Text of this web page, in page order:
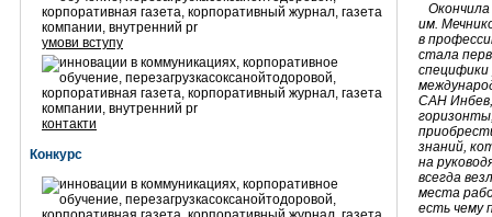
умови вступу
контакти
Конкурс
им.
в
стала
САН
знаний,
на
всегда
места
есть чему